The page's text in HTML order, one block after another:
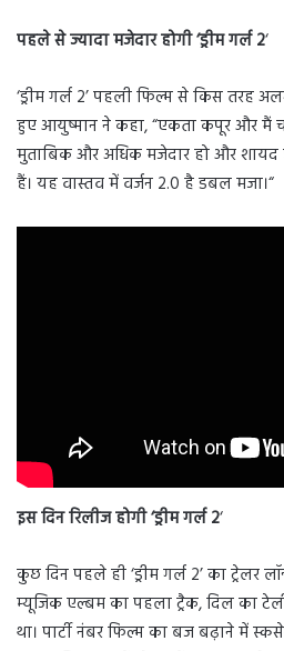
पहले से ज्यादा मजेदार होगी ‘ड्रीम गर्ल 2‘
‘ड्रीम गर्ल 2’ पहली फिल्म से किस तरह
हुए आयुष्मान ने कहा, “एकता कपूर और मैं
मुताबिक और अधिक मजेदार हो और
हैं। यह वास्तव में वर्जन 2.0 है डबल मजा।“
इस दिन रिलीज होगी ‘ड्रीम गर्ल 2‘
कुछ दिन पहले ही ‘ड्रीम गर्ल 2’ का ट्रेलर
म्यूजिक एल्बम का पहला ट्रैक, दिल का
था। पार्टी नंबर फिल्म का बज बढ़ाने में